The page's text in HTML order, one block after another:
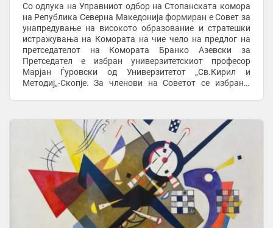
Со одлука на Управниот одбор на Стопанската комора
на Република Северна Македонија формиран е Совет за
унапредување на високото образование и стратешки
истражувања на Комората на чие чело на предлог на
претседателот на Комората Бранко Азевски за
Претседател е избран универзитетскиот професор
Марјан Ѓуровски од Универзитетот „Св.Кирил и
Методиј„-Скопје. За членови на Советот се избрани: